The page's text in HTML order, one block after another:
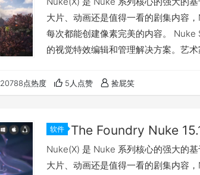
大片、动画还是值得一看的剧集内容
每次都能创建像素完美的内容。
的视觉特效编辑和管理解决方案。艺
更新详情请访问官网：点击前往 安装
装破解方法。 我有话要说 下载地址
20788点热度 5人点赞 捡屁笑
软件
Nuke(X) 是 Nuke 系列核心的强大的
大片、动画还是值得一看的剧集内容